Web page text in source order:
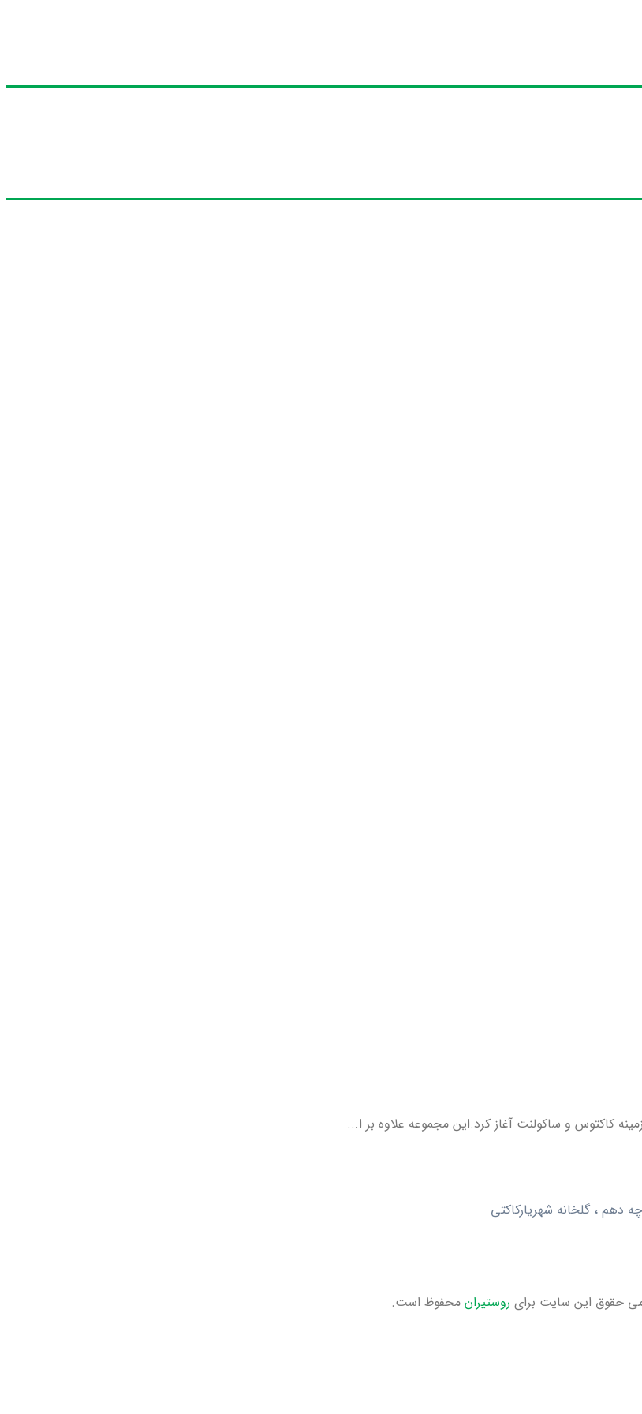
دهم ، گلخانه شهریارکاکتی
حقوق این سایت برای روستیران محفوظ است.